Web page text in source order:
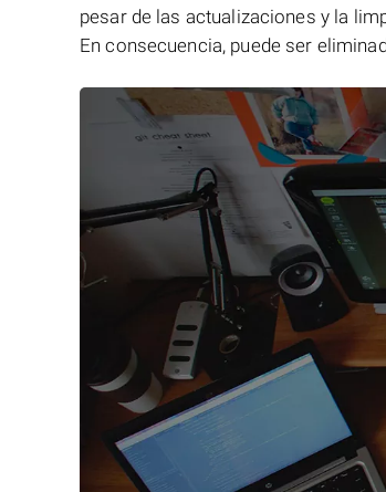
pesar de las actualizaciones y la
En consecuencia, puede ser